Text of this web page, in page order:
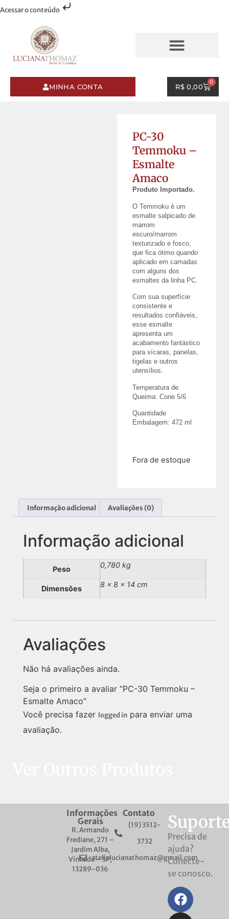
Acessar o conteúdo
MINHA CONTA R$0,00
0
PC-30
Temmoku –
Esmalte
Amaco
Produto Importado.
O Temmoku é um
esmalte salpicado de
marrom
escuro/marrom
texturizado e fosco,
que fica ótimo quando
aplicado em camadas
com alguns dos
esmaltes da linha PC.
Com sua superfície
consistente e
resultados confiáveis,
esse esmalte
apresenta um
acabamento fantástico
para xícaras, panelas,
tigelas e outros
utensílios.
Temperatura de
Queima: Cone 5/6
Quantidade
Embalagem: 472 ml
Fora de estoque
Informação adicional Avaliações (0)
Informação adicional
Peso 0,780 kg
Dimensões 8 × 8 × 14 cm
Avaliações
Não há avaliações ainda.
Seja o primeiro a avaliar “PC-30 Temmoku –
Esmalte Amaco”
Você precisa fazer logged in para enviar uma
avaliação.
Informações
Gerais
R. Armando
Frediane, 271 –
Jardim Alba,
Vinhedo – SP,
13289-036
Contato
(19) 3512-
3732
atelielucianathomaz@gmail.com
Precisa de
ajuda?
Conecte-
se conosco.